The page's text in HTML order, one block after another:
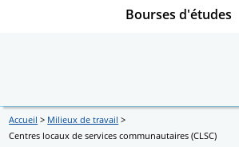
Bourses d'études
Accueil > Milieux de travail >
Centres locaux de services communautaires (CLSC)